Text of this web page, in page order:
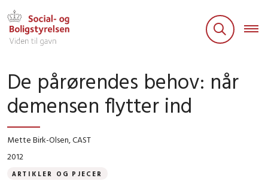
De pårørendes behov: når
demensen flytter ind
Mette Birk-Olsen, CAST
2012
ARTIKLER OG PJECER